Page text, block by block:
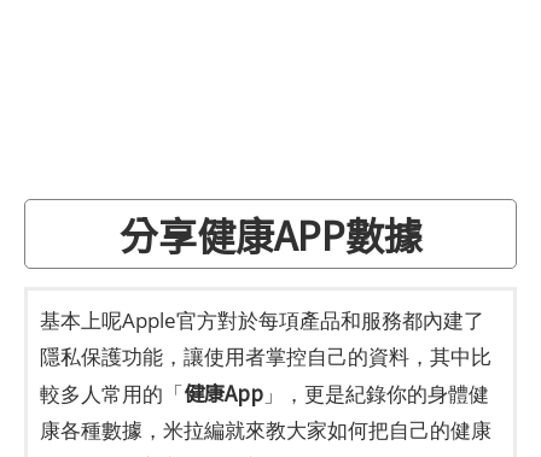
分享健康APP數據
基本上呢Apple官方對於每項產品和服務都內建了
隱私保護功能，讓使用者掌控自己的資料，其中比
較多人常用的「健康App 」，更是紀錄你的身體健
康各種數據，米拉編就來教大家如何把自己的健康